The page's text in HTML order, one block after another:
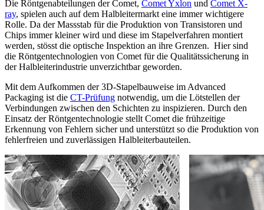
Die Röntgenabteilungen der Comet, Comet Yxlon und Comet X-
ray, spielen auch auf dem Halbleitermarkt eine immer wichtigere
Rolle. Da der Massstab für die Produktion von Transistoren und
Chips immer kleiner wird und diese im Stapelverfahren montiert
werden, stösst die optische Inspektion an ihre Grenzen. Hier sind
die Röntgentechnologien von Comet für die Qualitätssicherung in
der Halbleiterindustrie unverzichtbar geworden.
Mit dem Aufkommen der 3D-Stapelbauweise im Advanced
Packaging ist die CT-Prüfung notwendig, um die Lötstellen der
Verbindungen zwischen den Schichten zu inspizieren. Durch den
Einsatz der Röntgentechnologie stellt Comet die frühzeitige
Erkennung von Fehlern sicher und unterstützt so die Produktion von
fehlerfreien und zuverlässigen Halbleiterbauteilen.